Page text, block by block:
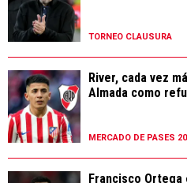
TORNEO CLAUSURA
River, cada vez
Almada como
MERCADO DE PASES
Francisco